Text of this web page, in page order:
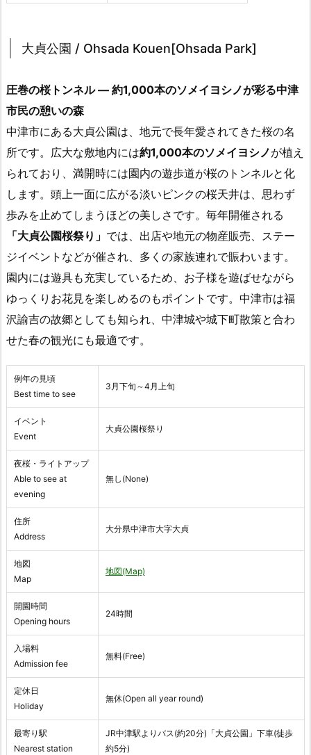
大貞公園 / Ohsada Kouen[Ohsada Park]
圧巻の桜トンネル ― 約1,000本のソメイヨシノが彩る中津
市民の憩いの森
中津市にある大貞公園は、地元で長年愛されてきた桜の名
所です。広大な敷地内には約1,000本のソメイヨシノが植え
られており、満開時には園内の遊歩道が桜のトンネルと化
します。頭上一面に広がる淡いピンクの桜天井は、思わず
歩みを止めてしまうほどの美しさです。毎年開催される
「大貞公園桜祭り」 では、出店や地元の物産販売、ステー
ジイベントなどが催され、多くの家族連れで賑わいます。
園内には遊具も充実しているため、お子様を遊ばせながら
ゆっくりお花見を楽しめるのもポイントです。中津市は福
沢諭吉の故郷としても知られ、中津城や城下町散策と合わ
せた春の観光にも最適です。
例年の見頃
Best time to see
3月下旬～4月上旬
イベント
Event
大貞公園桜祭り
夜桜・ライトアップ
Able to see at
evening
無し(None)
住所
Address
大分県中津市大字大貞
地図
Map
地図(Map)
開園時間
Opening hours
24時間
入場料
Admission fee
無料(Free)
定休日
Holiday
無休(Open all year round)
最寄り駅
Nearest station
JR中津駅よりバス(約20分)「大貞公園」下車(徒歩
約5分)